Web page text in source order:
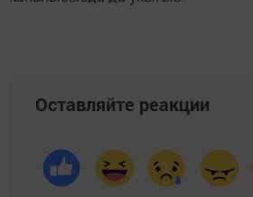
Оставляйте реакции